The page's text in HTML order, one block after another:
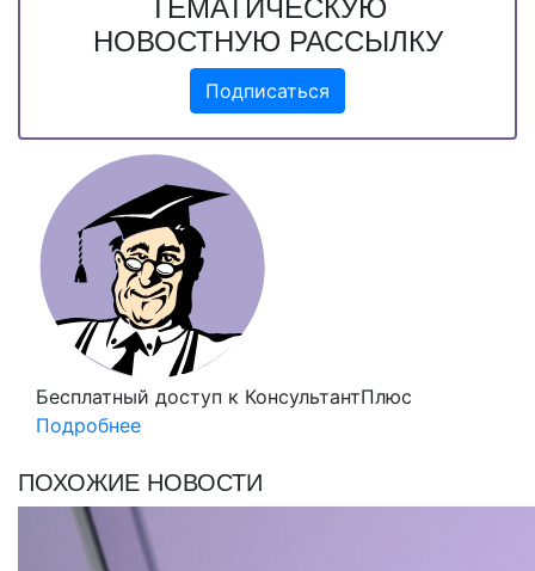
ТЕМАТИЧЕСКУЮ
НОВОСТНУЮ РАССЫЛКУ
Подписаться
Бесплатный доступ к КонсультантПлюс
Подробнее
ПОХОЖИЕ НОВОСТИ